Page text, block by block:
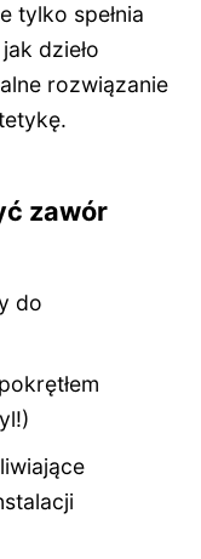
tylko spełnia
dzieło
rozwiązanie
zawór
do